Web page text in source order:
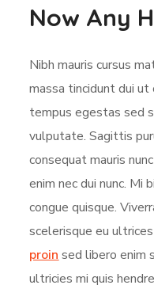
Now Any
Nibh mauris cursus
massa tincidunt dui
tempus egestas sed
vulputate. Sagittis
consequat mauris
enim nec dui nunc. Mi
congue quisque.
scelerisque eu
proin sed libero enim
ultricies mi quis